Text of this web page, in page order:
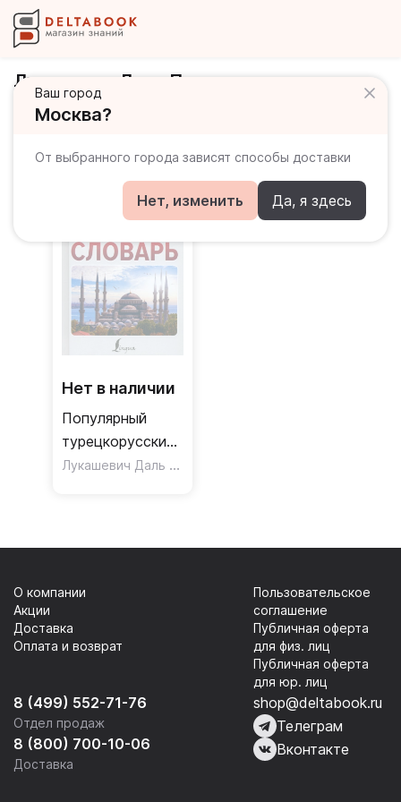
Ваш город
Москва?
От выбранного города зависят способы доставки
Нет, изменить Да, я здесь
Лукашевич Даль Петровна
Книги автора
Нет в наличии
Популярный
турецкорусский
русскотурецкийЛукашевич Даль Петровна
8 (499) 552-71-76
Отдел продаж
8 (800) 700-10-06
Доставка
О компании
Акции
Доставка
Оплата и возврат
Пользовательское
соглашение
Публичная оферта
для физ. лиц
Публичная оферта
для юр. лиц
shop@deltabook.ru
Телеграм
Вконтакте